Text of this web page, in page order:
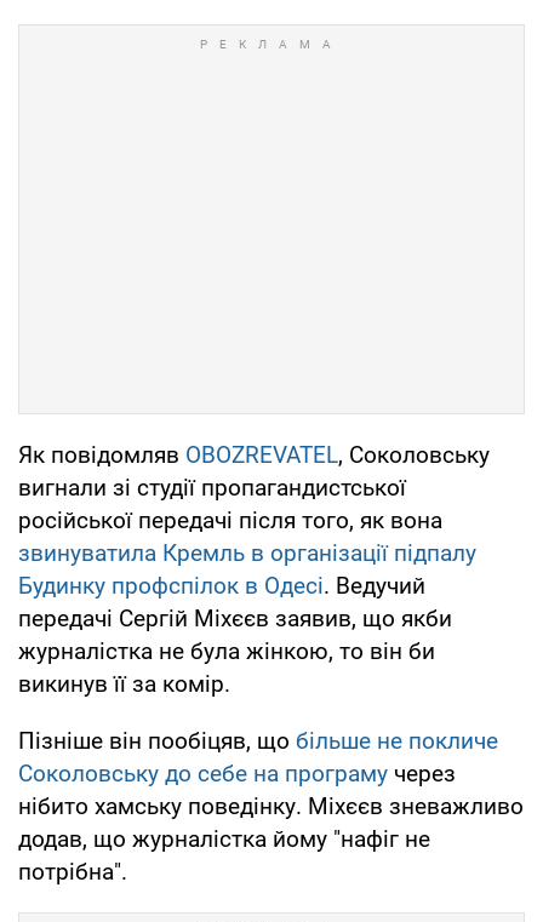
Як повідомляв OBOZREVATEL, Соколовську
вигнали зі студії пропагандистської
російської передачі після того, як вона
звинуватила Кремль в організації підпалу
Будинку профспілок в Одесі. Ведучий
передачі Сергій Міхєєв заявив, що якби
журналістка не була жінкою, то він би
викинув її за комір.
Пізніше він пообіцяв, що більше не покличе
Соколовську до себе на програму через
нібито хамську поведінку. Міхєєв зневажливо
додав, що журналістка йому "нафіг не
потрібна".